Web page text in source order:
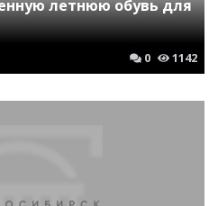
летнюю обувь для
0 1142